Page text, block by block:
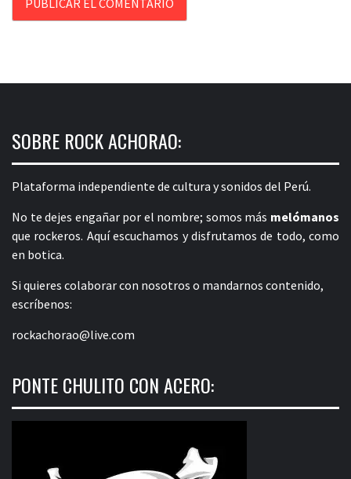
SOBRE ROCK ACHORAO:
Plataforma independiente de cultura y sonidos del Perú.
No te dejes engañar por el nombre; somos más melómanos
que rockeros. Aquí escuchamos y disfrutamos de todo, como
en botica.
Si quieres colaborar con nosotros o mandarnos contenido,
escríbenos:
rockachorao@live.com
PONTE CHULITO CON ACERO: